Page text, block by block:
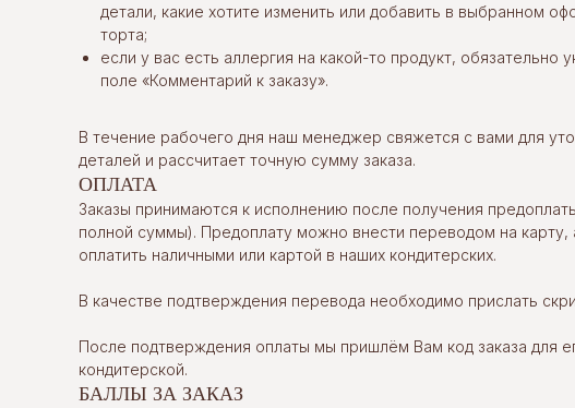
детали, какие хотите изменить или добавить в выбранном
торта;
если у вас есть аллергия на какой-то продукт, обязательно
поле «Комментарий к заказу».
В течение рабочего дня наш менеджер свяжется с вами для
деталей и рассчитает точную сумму заказа.
ОПЛАТА
Заказы принимаются к исполнению после получения
полной суммы). Предоплату можно внести переводом на карту,
оплатить наличными или картой в наших кондитерских.
В качестве подтверждения перевода необходимо прислать
После подтверждения оплаты мы пришлём Вам код заказа для
кондитерской.
БАЛЛЫ ЗА ЗАКАЗ